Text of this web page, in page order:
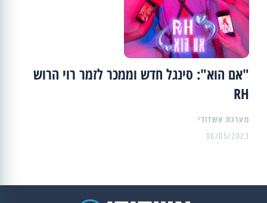
"אם הוא": סינגל חדש וממכר לזמר רוי הרוש
RH
מערכת אשדודי
06/05/2023